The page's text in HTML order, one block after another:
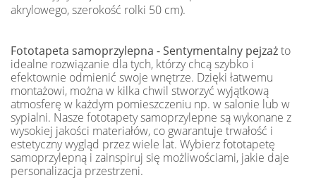
akrylowego, szerokość rolki 50 cm).
Fototapeta samoprzylepna - Sentymentalny pejzażto
idealne rozwiązanie dla tych, którzy chcą szybko i
efektownie odmienić swoje wnętrze. Dzięki łatwemu
montażowi, można w kilka chwil stworzyć wyjątkową
atmosferę w każdym pomieszczeniu np. w salonie lub w
sypialni. Nasze fototapety samoprzylepne są wykonane z
wysokiej jakości materiałów, co gwarantuje trwałość i
estetyczny wygląd przez wiele lat. Wybierz fototapetę
samoprzylepną i zainspiruj się możliwościami, jakie daje
personalizacja przestrzeni.